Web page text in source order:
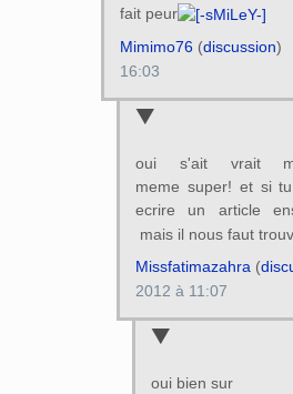
fait peur
Mimimo76(discussion)
16:03
oui s'ait vrait
meme super! et si
ecrire un article
mais il nous faut
Missfatimazahra (
2012 à 11:07
oui bien sur